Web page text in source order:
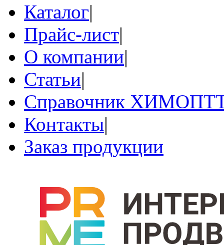
Каталог|
Прайс-лист|
О компании|
Статьи|
Справочник
Контакты|
Заказ продукции